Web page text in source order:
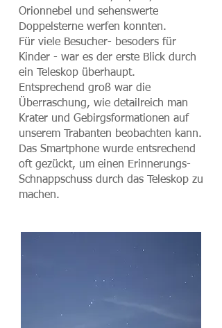
Orionnebel und sehenswerte
Doppelsterne werfen konnten.
Für viele Besucher- besoders für
Kinder - war es der erste Blick durch
ein Teleskop überhaupt.
Entsprechend groß war die
Überraschung, wie detailreich man
Krater und Gebirgsformationen auf
unserem Trabanten beobachten kann.
Das Smartphone wurde entsrechend
oft gezückt, um einen Erinnerungs-
Schnappschuss durch das Teleskop zu
machen.